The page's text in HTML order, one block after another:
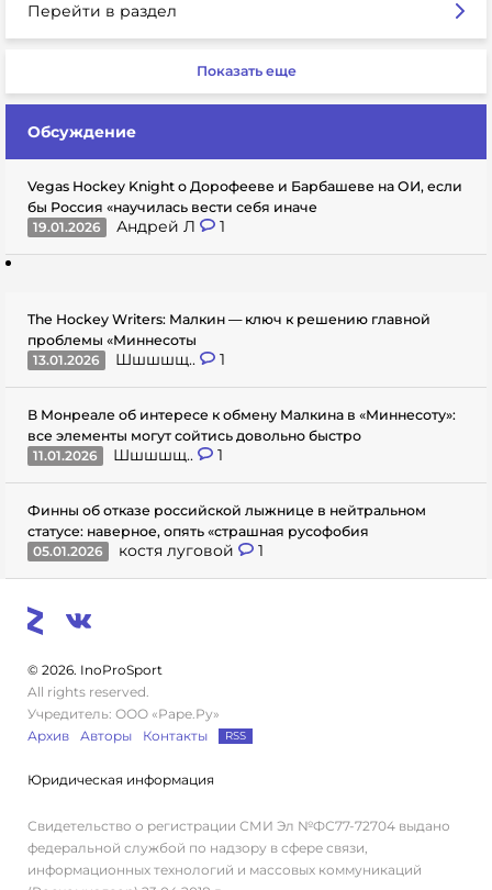
Перейти в раздел
Показать еще
Обсуждение
Vegas Hockey Knight о Дорофееве и Барбашеве на ОИ, если
бы Россия «научилась вести себя иначе
19.01.2026
Андрей Л 1
The Hockey Writers: Малкин — ключ к решению главной
проблемы «Миннесоты
13.01.2026
Шшшшщ.. 1
В Монреале об интересе к обмену Малкина в «Миннесоту»:
все элементы могут сойтись довольно быстро
11.01.2026
Шшшшщ.. 1
Финны об отказе российской лыжнице в нейтральном
статусе: наверное, опять «страшная русофобия
05.01.2026
костя луговой 1
© 2026. InoProSport
All rights reserved.
Учредитель: ООО «Раре.Ру»
Архив
Авторы Контакты RSS
Юридическая информация
Свидетельство о регистрации СМИ Эл №ФС77-72704 выдано
федеральной службой по надзору в сфере связи,
информационных технологий и массовых коммуникаций